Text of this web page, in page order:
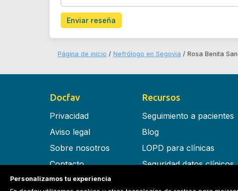
Enviar reseña
Página de inicio Nefrólogo en Segovia Rosa Benita
Docfav
Privacidad
Aviso legal
Sobre nosotros
Contacto
Términos y condiciones
Recursos
Seguimiento a pacientes
Blog
LOPD para clínicas
Seguridad datos clínicos
Personalizamos tu experiencia